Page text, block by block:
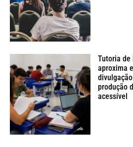
Tutoria de
aproxima
produção
acessível